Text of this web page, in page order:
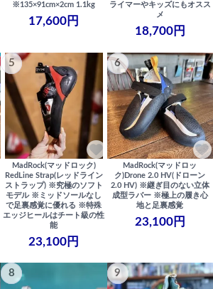
※135×91cm×2cm 1.1kg
17,600円
ライマーやキッズにもオスス
メ
18,700円
5
MadRock(マッドロック)
RedLine Strap(レッドライン
ストラップ) ※究極のソフト
モデル ※ミッドソールなし
で足裏感覚に優れる ※特殊
エッジヒールはチート級の性
能
23,100円
6
MadRock(マッドロッ
ク)Drone 2.0 HV(ドローン
2.0 HV) ※継ぎ目のない立体
成型ラバー ※極上の履き心
地と足裏感覚
23,100円
8 9